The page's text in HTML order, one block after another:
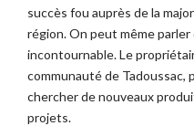
succès fou auprès de la
région. On peut même
incontournable. Le
communauté de Tadoussac,
chercher de nouveaux
projets.